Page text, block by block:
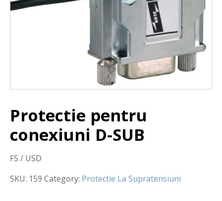
Protectie pentru
conexiuni D-SUB
FS / USD
SKU: 159 Category: Protectie La Supratensiuni